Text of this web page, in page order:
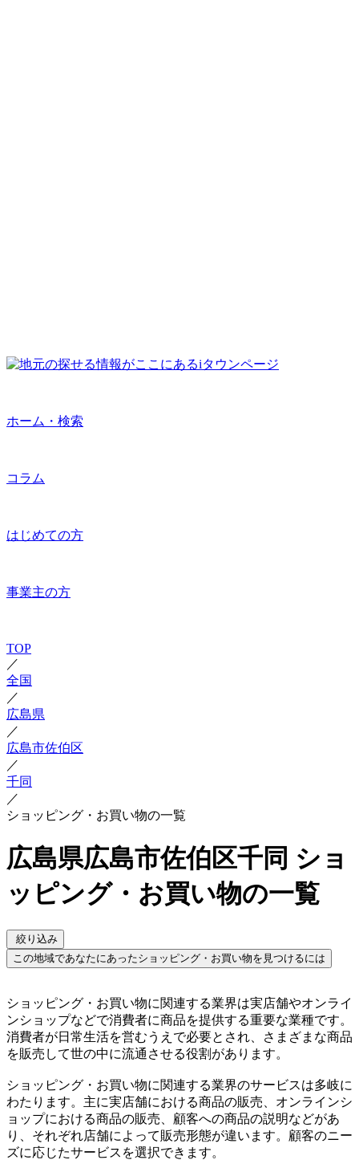
ホーム・検索
コラム
はじめての方
事業主の方
TOP
／
全国
／
広島県
／
広島市佐伯区
／
千同
／
ショッピング・お買い物の一覧
広島県広島市佐伯区千同 ショ
ッピング・お買い物の一覧
絞り込み
この地域であなたにあったショッピング・お買い物を見つけるには
ショッピング・お買い物に関連する業界は実店舗やオンライ
ンショップなどで消費者に商品を提供する重要な業種です。
消費者が日常生活を営むうえで必要とされ、さまざまな商品
を販売して世の中に流通させる役割があります。
ショッピング・お買い物に関連する業界のサービスは多岐に
わたります。主に実店舗における商品の販売、オンラインシ
ョップにおける商品の販売、顧客への商品の説明などがあ
り、それぞれ店舗によって販売形態が違います。顧客のニー
ズに応じたサービスを選択できます。